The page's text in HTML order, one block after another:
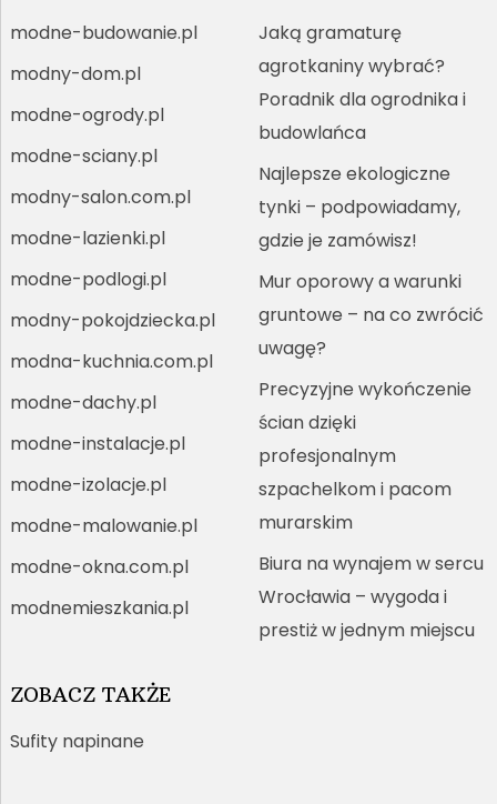
modne-budowanie.pl
modny-dom.pl
modne-ogrody.pl
modne-sciany.pl
modny-salon.com.pl
modne-lazienki.pl
modne-podlogi.pl
modny-pokojdziecka.pl
modna-kuchnia.com.pl
modne-dachy.pl
modne-instalacje.pl
modne-izolacje.pl
modne-malowanie.pl
modne-okna.com.pl
modnemieszkania.pl
Jaką gramaturę
agrotkaniny wybrać?
Poradnik dla ogrodnika i
budowlańca
Najlepsze ekologiczne
tynki – podpowiadamy,
gdzie je zamówisz!
Mur oporowy a warunki
gruntowe – na co zwrócić
uwagę?
Precyzyjne wykończenie
ścian dzięki
profesjonalnym
szpachelkom i pacom
murarskim
Biura na wynajem w sercu
Wrocławia – wygoda i
prestiż w jednym miejscu
ZOBACZ TAKŻE
Sufity napinane